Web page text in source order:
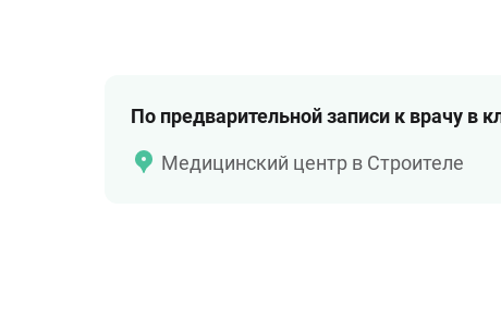
По предварительной записи к врачу в
Медицинский центр в Строителе